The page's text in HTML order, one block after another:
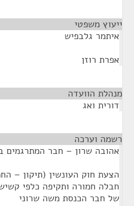
ייעוץ משפטי
איתמר גלבפיש
אפרת רוזן
מנהלת הוועדה
דורית ואג
רשמה וערכה
אהובה שרון – חבר המתרגמים
הצעת חוק העונשין (תיקון –
של חבר הכנסת משה שרוני